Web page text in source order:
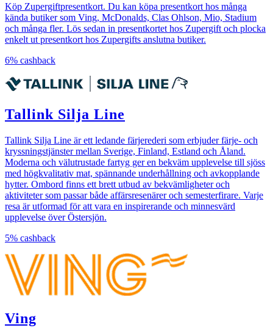
Köp Zupergiftpresentkort. Du kan köpa presentkort hos många
kända butiker som Ving, McDonalds, Clas Ohlson, Mio, Stadium
och många fler. Lös sedan in presentkortet hos Zupergift och plocka
enkelt ut presentkort hos Zupergifts anslutna butiker.
6% cashback
Tallink Silja Line
Tallink Silja Line är ett ledande färjerederi som erbjuder färje- och
kryssningstjänster mellan Sverige, Finland, Estland och Åland.
Moderna och välutrustade fartyg ger en bekväm upplevelse till sjöss
med högkvalitativ mat, spännande underhållning och avkopplande
hytter. Ombord finns ett brett utbud av bekvämligheter och
aktiviteter som passar både affärsresenärer och semesterfirare. Varje
resa är utformad för att vara en inspirerande och minnesvärd
upplevelse över Östersjön.
5% cashback
Ving